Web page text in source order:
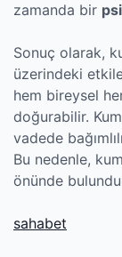
zamanda bir
Sonuç olarak,
üzerindeki
hem bireysel
doğurabilir.
vadede
Bu nedenle,
önünde
sahabet